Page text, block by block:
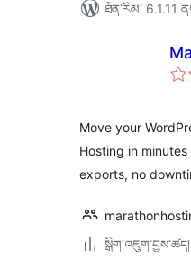
ཐོན་རིམ་ 6.1.11
Move your
Hosting in
exports, no